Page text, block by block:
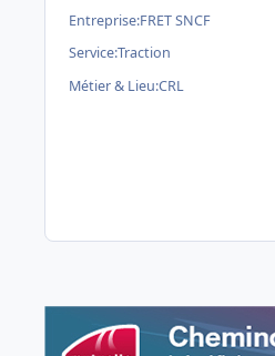
Entreprise:FRET SNCF
Service:Traction
Métier & Lieu:CRL